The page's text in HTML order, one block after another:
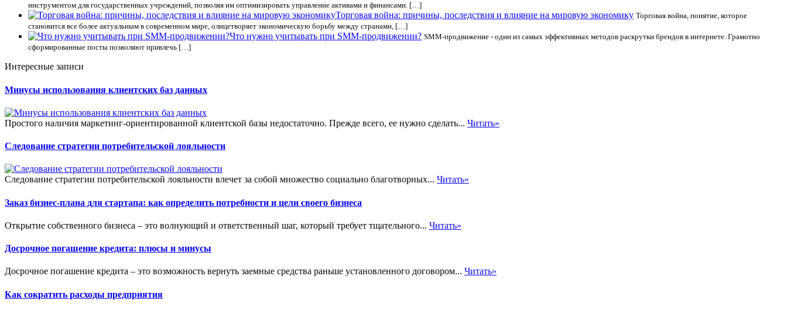
инструментом для государственных учреждений, позволяя им оптимизировать управление активами и финансами. […]
Торговая война: причины, последствия и влияние на мировую экономику Торговая война, понятие, которое
становится все более актуальным в современном мире, олицетворяет экономическую борьбу между странами, […]
Что нужно учитывать при SMM-продвижении? SMM-продвижение - один из самых эффективных методов раскрутки брендов в интернете. Грамотно
сформированные посты позволяют привлечь […]
Интересные записи
Минусы использования клиентских баз данных
Простого наличия маркетинг-ориентированной клиентской базы недостаточно. Прежде всего, ее нужно сделать... Читать»
Следование стратегии потребительской лояльности
Следование стратегии потребительской лояльности влечет за собой множество социально благотворных... Читать»
Заказ бизнес-плана для стартапа: как определить потребности и цели своего бизнеса
Открытие собственного бизнеса – это волнующий и ответственный шаг, который требует тщательного... Читать»
Досрочное погашение кредита: плюсы и минусы
Досрочное погашение кредита – это возможность вернуть заемные средства раньше установленного договором... Читать»
Как сократить расходы предприятия